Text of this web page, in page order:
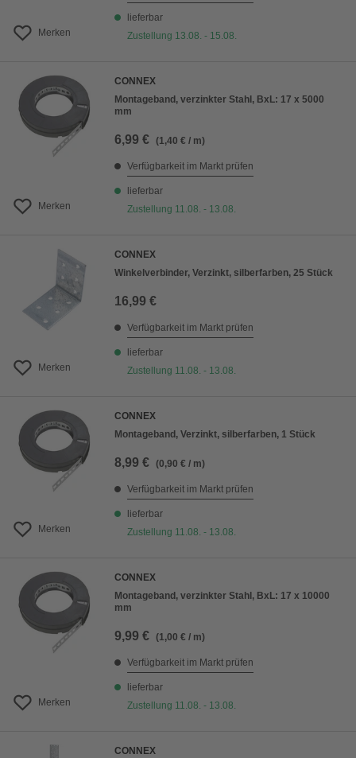
Merken
lieferbar
Zustellung 13.08. - 15.08.
Merken
CONNEX
Montageband, verzinkter Stahl, BxL: 17 x 5000
mm
6,99 € (1,40 € / m)
Verfügbarkeit im Markt prüfen
lieferbar
Zustellung 11.08. - 13.08.
Merken
CONNEX
Winkelverbinder, Verzinkt, silberfarben, 25 Stück
16,99 €
Verfügbarkeit im Markt prüfen
lieferbar
Zustellung 11.08. - 13.08.
Merken
CONNEX
Montageband, Verzinkt, silberfarben, 1 Stück
8,99 € (0,90 € / m)
Verfügbarkeit im Markt prüfen
lieferbar
Zustellung 11.08. - 13.08.
Merken
CONNEX
Montageband, verzinkter Stahl, BxL: 17 x 10000
mm
9,99 € (1,00 € / m)
Verfügbarkeit im Markt prüfen
lieferbar
Zustellung 11.08. - 13.08.
CONNEX